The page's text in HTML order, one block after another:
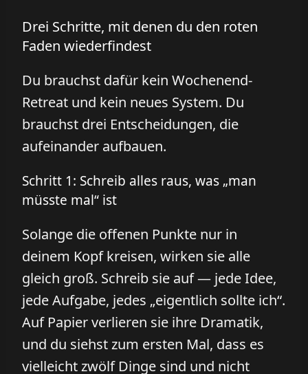
Drei Schritte, mit denen du den roten
Faden wiederfindest
Du brauchst dafür kein Wochenend-
Retreat und kein neues System. Du
brauchst drei Entscheidungen, die
aufeinander aufbauen.
Schritt 1: Schreib alles raus, was „man
müsste mal“ ist
Solange die offenen Punkte nur in
deinem Kopf kreisen, wirken sie alle
gleich groß. Schreib sie auf — jede Idee,
jede Aufgabe, jedes „eigentlich sollte ich“.
Auf Papier verlieren sie ihre Dramatik,
und du siehst zum ersten Mal, dass es
vielleicht zwölf Dinge sind und nicht